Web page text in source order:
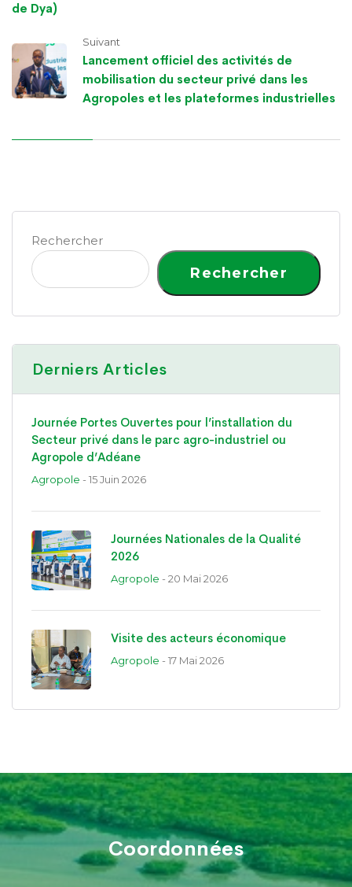
de Dya)
Suivant
Lancement officiel des activités de
mobilisation du secteur privé dans les
Agropoles et les plateformes industrielles
Rechercher
Rechercher
Derniers Articles
Journée Portes Ouvertes pour l’installation du
Secteur privé dans le parc agro-industriel ou
Agropole d’Adéane
Agropole - 15 Juin 2026
Journées Nationales de la Qualité
2026
Agropole - 20 Mai 2026
Visite des acteurs économique
Agropole - 17 Mai 2026
Coordonnées